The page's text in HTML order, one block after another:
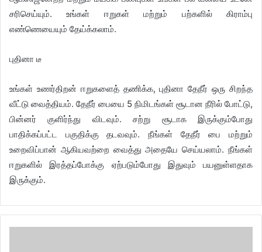
சரிசெய்யும். உங்கள் ஈறுகள் மற்றும் பற்களில் கிராம்பு
எண்ணெயையும் தேய்க்கலாம்.
புதினா டீ
உங்கள் உணர்திறன் ஈறுகளைத் தணிக்க, புதினா தேநீர் ஒரு சிறந்த
வீட்டு வைத்தியம். தேநீர் பையை 5 நிமிடங்கள் சூடான நீரில் போட்டு,
பின்னர் குளிர்ந்து விடவும். சற்று சூடாக இருக்கும்போது
பாதிக்கப்பட்ட பகுதிக்கு தடவவும். நீங்கள் தேநீர் பை மற்றும்
உறைவிப்பான் ஆகியவற்றை வைத்து அதையே செய்யலாம். நீங்கள்
ஈறுகளில் இரத்தப்போக்கு ஏற்படும்போது இதுவும் பயனுள்ளதாக
இருக்கும்.